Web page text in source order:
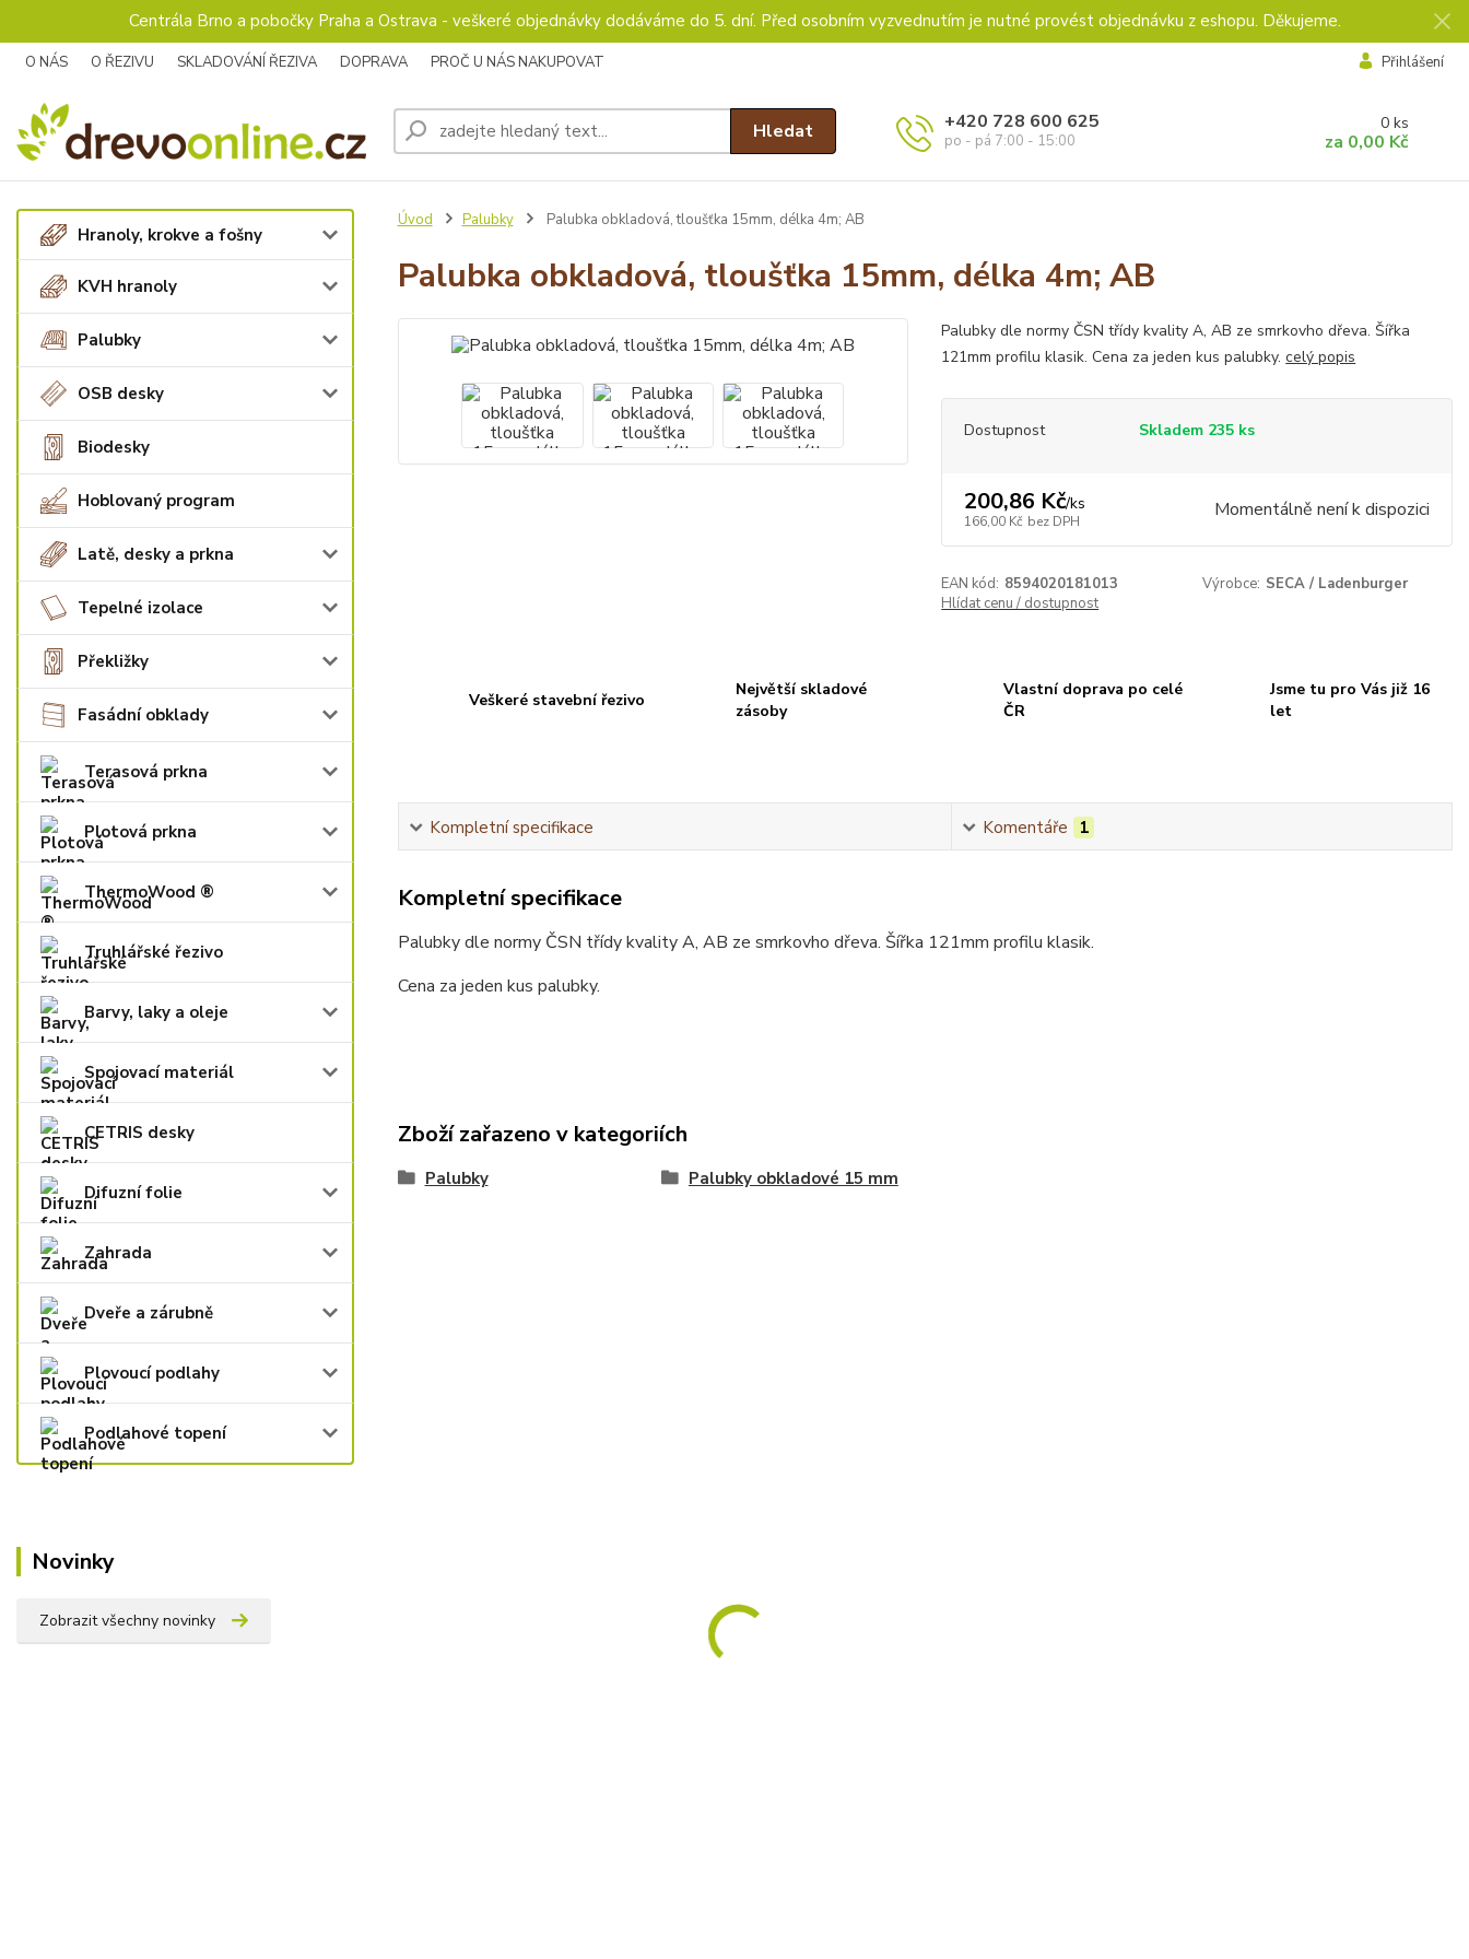
Centrála Brno a pobočky Praha a Ostrava - veškeré objednávky dodáváme do 5. dní. Před osobním vyzvednutím je nutné provést objednávku z eshopu. Děkujeme.
O NÁS O ŘEZIVU SKLADOVÁNÍ ŘEZIVA DOPRAVA PROČ U NÁS NAKUPOVAT Přihlášení
Hledat +420 728 600 625
po - pá 7:00 - 15:00
0 ks
za 0,00 Kč
Hranoly, krokve a fošny
KVH hranoly
Palubky
OSB desky
Biodesky
Hoblovaný program
Latě, desky a prkna
Tepelné izolace
Překližky
Fasádní obklady
Terasová prkna
Plotová prkna
ThermoWood ®
Truhlářské řezivo
Barvy, laky a oleje
Spojovací materiál
CETRIS desky
Difuzní folie
Zahrada
Dveře a zárubně
Plovoucí podlahy
Podlahové topení
Novinky
Zobrazit všechny novinky
Úvod Palubky Palubka obkladová, tloušťka 15mm, délka 4m; AB
Palubka obkladová, tloušťka 15mm, délka 4m; AB
Palubky dle normy ČSN třídy kvality A, AB ze smrkovho dřeva. Šířka
121mm profilu klasik. Cena za jeden kus palubky.celý popis
Dostupnost Skladem 235 ks
200,86 Kč/ks
166,00 Kč bez DPH Momentálně není k dispozici
EAN kód: 8594020181013 Výrobce: SECA / Ladenburger
Hlídat cenu / dostupnost
Veškeré stavební řezivo
Největší skladové
zásoby
Vlastní doprava po celé
ČR
Jsme tu pro Vás již 16
let
Kompletní specifikace Komentáře 1
Kompletní specifikace
Palubky dle normy ČSN třídy kvality A, AB ze smrkovho dřeva. Šířka 121mm profilu klasik.
Cena za jeden kus palubky.
Zboží zařazeno v kategoriích
Palubky Palubky obkladové 15 mm